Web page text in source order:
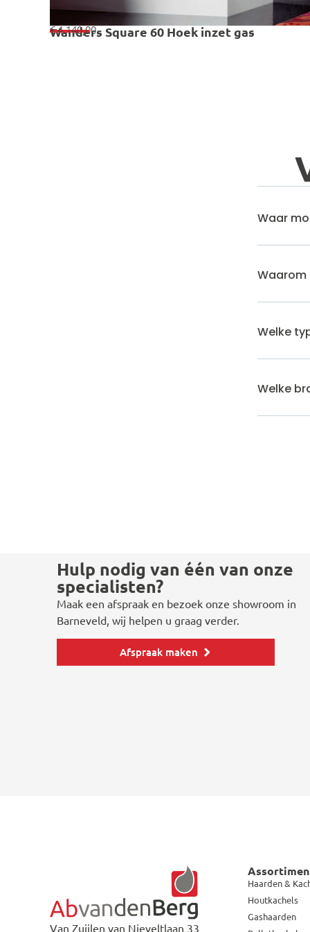
Wanders Square 60 Hoek inzet gas
€4.140,00
Waar
Waarom
Welke
Welke
Hulp nodig van één van onze
specialisten?
Maak een afspraak en bezoek onze showroom in
Barneveld, wij helpen u graag verder.
Afspraak maken
Van Zuijlen van Nieveltlaan 33
Haarden &
Houtkachels
Gashaarden